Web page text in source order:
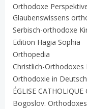
Orthodoxe
Glaubenswissens
Serbisch-orthodoxe
Edition Hagia Sophia
Orthopedia
Christlich-
Orthodoxie in
ÉGLISE
Bogoslov.